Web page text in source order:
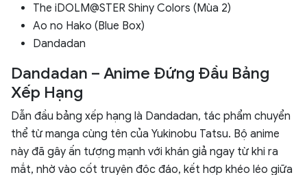
The iDOLM@STER Shiny Colors (Mùa 2)
Ao no Hako (Blue Box)
Dandadan
Dandadan – Anime Đứng Đầu Bảng
Xếp Hạng
Dẫn đầu bảng xếp hạng là Dandadan, tác phẩm chuyển
thể từ manga cùng tên của Yukinobu Tatsu. Bộ anime
này đã gây ấn tượng mạnh với khán giả ngay từ khi ra
mắt, nhờ vào cốt truyện độc đáo, kết hợp khéo léo giữa